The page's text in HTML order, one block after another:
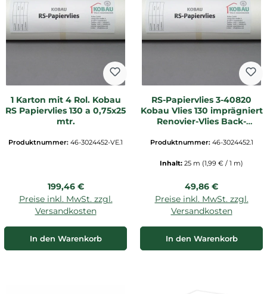
1 Karton mit 4 Rol. Kobau
RS Papiervlies 130 a 0,75x25
mtr.
Produktnummer: 46-3024452-VE.1
Regulärer Preis:
199,46 €
Preise inkl. MwSt. zzgl.
Versandkosten
In den Warenkorb
RS-Papiervlies 3-40820
Kobau Vlies 130 imprägniert
Renovier-Vlies Back-
innen Glattvlies
Produktnummer: 46-3024452.1
Inhalt: 25 m (1,99 € / 1 m)
Regulärer Preis:
49,86 €
Preise inkl. MwSt. zzgl.
Versandkosten
In den Warenkorb